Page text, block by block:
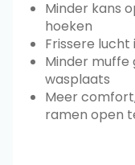
Minder kans
hoeken
Frissere
Minder muffe
wasplaats
Meer
ramen open